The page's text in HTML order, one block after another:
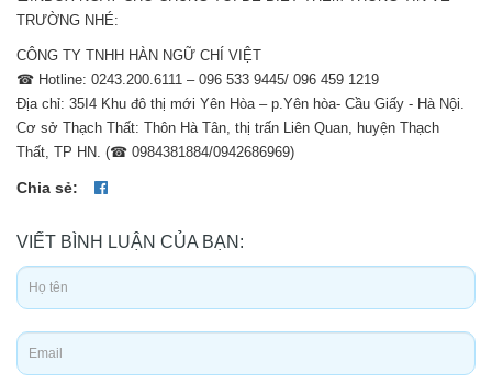
TRƯỜNG NHÉ:
CÔNG TY TNHH HÀN NGỮ CHÍ VIỆT
☎ Hotline: 0243.200.6111 – 096 533 9445/ 096 459 1219
Địa chỉ: 35I4 Khu đô thị mới Yên Hòa – p.Yên hòa- Cầu Giấy - Hà Nội.
Cơ sở Thạch Thất: Thôn Hà Tân, thị trấn Liên Quan, huyện Thạch
Thất, TP HN. (☎ 0984381884/0942686969)
Chia sẻ:
VIẾT BÌNH LUẬN CỦA BẠN: